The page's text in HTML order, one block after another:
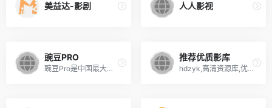
美益达-影剧 人人影视
豌豆PRO
豌豆Pro是中国最大的影视资源聚合搜索引擎，实时聚合全网优质影视资源，同时支持在线、下载和字幕。电影、电视剧、动漫、综艺、记录片应有尽有。
推荐优质影库
hdzyk,高清资源库,优质资源库